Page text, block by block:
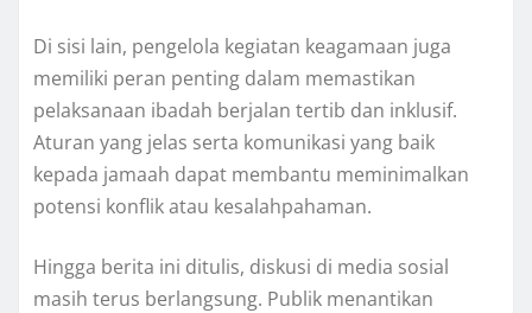
Di sisi lain, pengelola kegiatan keagamaan juga
memiliki peran penting dalam memastikan
pelaksanaan ibadah berjalan tertib dan inklusif.
Aturan yang jelas serta komunikasi yang baik
kepada jamaah dapat membantu meminimalkan
potensi konflik atau kesalahpahaman.
Hingga berita ini ditulis, diskusi di media sosial
masih terus berlangsung. Publik menantikan